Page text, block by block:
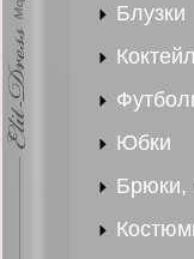
Блузки
Юбки
Брюки,